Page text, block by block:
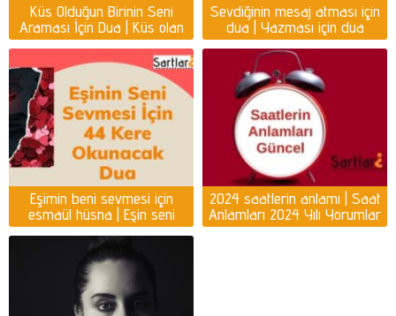
Küs Olduğun Birinin Seni
Araması İçin Dua | Küs olan
kişiyi ayağına getirmek için
dua
Sevdiğinin mesaj atması için
dua | Yazması için dua
Eşimin beni sevmesi için
esmaül hüsna | Eşin seni
sevmesi için dua
2024 saatlerin anlamı | Saat
Anlamları 2024 Yılı Yorumlar